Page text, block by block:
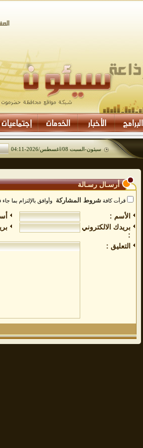
سيئون-السبت 08/اغسطس/2026 -
04:11
أرسـال رسـالة
قرأت كافة شروط المشاركة وأوافق بالإلتزام بما جاء
الأسم :
بريدك الالكتروني
:
التعليق :